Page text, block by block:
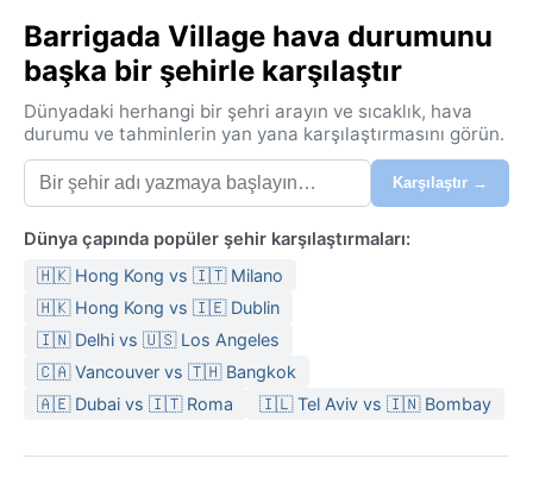
yeşilliklerle adeta bir cennet köşesidir.
İklim, Köppen sınıflandırmasına göre Af (tropikal
yağmur ormanı) kuşağındadır. Yaz ve kış ayrımı
neredeyse yoktur; sıcaklıklar yıl boyunca 27-32°C
arasında seyreder. Nem oranı yüksektir, bu yüzden
bunaltıcı bir hava hakimdir. Yağışlar yılın her ayı
görülür; özellikle Temmuz'dan Kasım'a kadar şiddetli
sağanaklar ve tayfunlar adayı etkiler. Kış ayları bile
yağışlıdır, ancak Aralık-Şubat arası biraz daha serin
ve kuraktır. Yolculuk için hafif pamuklu kıyafetler,
yağmurluklar ve su
Barrigada Village hava durumunu
başka bir şehirle karşılaştır
Dünyadaki herhangi bir şehri arayın ve sıcaklık, hava
durumu ve tahminlerin yan yana karşılaştırmasını görün.
Karşılaştır →
Dünya çapında popüler şehir karşılaştırmaları:
🇭🇰 Hong Kong vs 🇮🇹 Milano
🇭🇰 Hong Kong vs 🇮🇪 Dublin
🇮🇳 Delhi vs 🇺🇸 Los Angeles
🇨🇦 Vancouver vs 🇹🇭 Bangkok
🇦🇪 Dubai vs 🇮🇹 Roma
🇮🇱 Tel Aviv vs 🇮🇳 Bombay